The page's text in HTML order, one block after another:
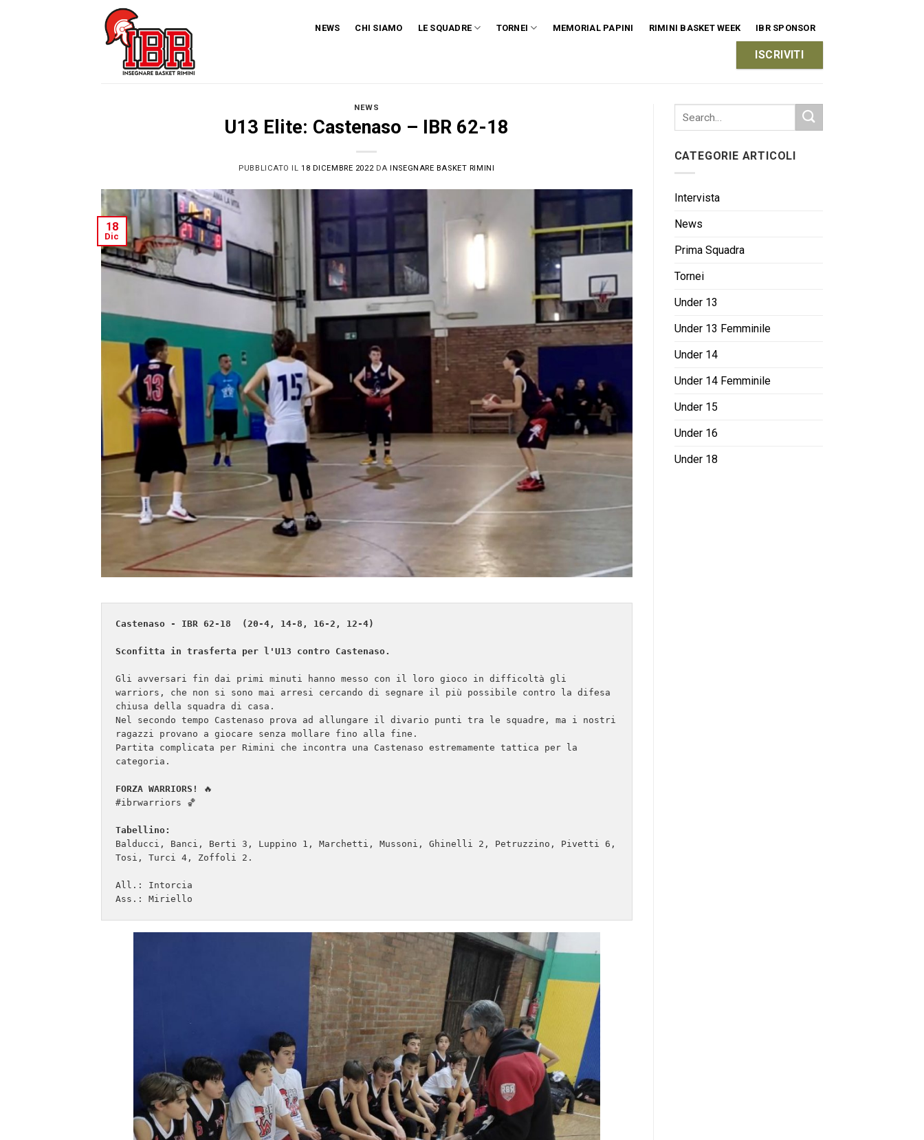
NEWS CHI SIAMO LE SQUADRE TORNEI MEMORIAL PAPINI RIMINI BASKET WEEK IBR SPONSOR
ISCRIVITI
NEWS
U13 Elite: Castenaso – IBR 62-18
PUBBLICATO IL18 DICEMBRE 2022 DAINSEGNARE BASKET RIMINI
18
Dic
Castenaso - IBR 62-18  (20-4, 14-8, 16-2, 12-4)
Sconfitta in trasferta per l'U13 contro Castenaso.
Gli avversari fin dai primi minuti hanno messo con il loro gioco in difficoltà gli
warriors, che non si sono mai arresi cercando di segnare il più possibile contro la difesa
chiusa della squadra di casa.
Nel secondo tempo Castenaso prova ad allungare il divario punti tra le squadre, ma i nostri
ragazzi provano a giocare senza mollare fino alla fine.
Partita complicata per Rimini che incontra una Castenaso estremamente tattica per la
categoria.
FORZA WARRIORS!
🔥
#ibrwarriors 🏀
Tabellino:
Balducci, Banci, Berti 3, Luppino 1, Marchetti, Mussoni, Ghinelli 2, Petruzzino, Pivetti 6,
Tosi, Turci 4, Zoffoli 2.
All.: Intorcia
Ass.: Miriello
CATEGORIE ARTICOLI
Intervista
News
Prima Squadra
Tornei
Under 13
Under 13 Femminile
Under 14
Under 14 Femminile
Under 15
Under 16
Under 18